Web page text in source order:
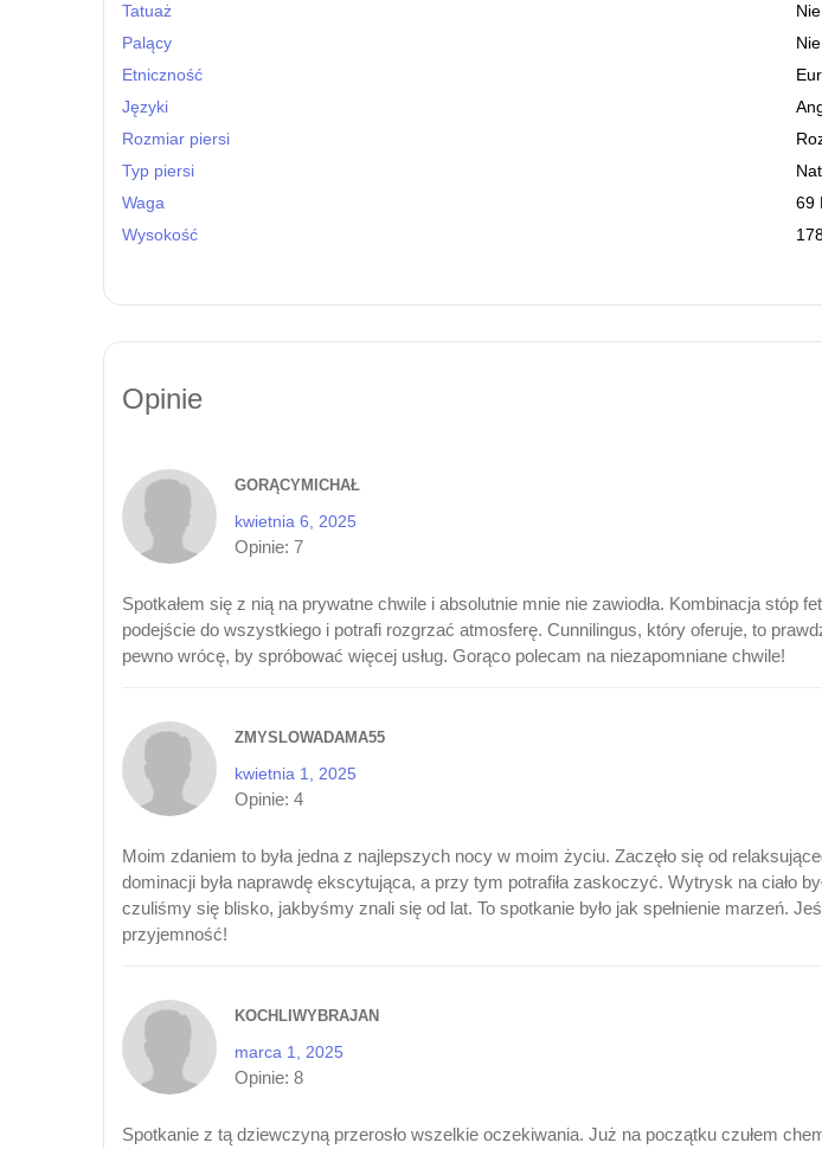
Tatuaż
Nie
Palący
Nie
Etniczność
Języki
Rozmiar piersi
Typ piersi
Waga
69
Wysokość
Opinie
GORĄCYMICHAŁ
kwietnia 6, 2025
Opinie: 7
Spotkałem się z nią na prywatne chwile i absolutnie mnie nie zawiodła. Kombinacja
podejście do wszystkiego i potrafi rozgrzać atmosferę. Cunnilingus, który oferuje, to
pewno wrócę, by spróbować więcej usług. Gorąco polecam na niezapomniane chwile!
ZMYSLOWADAMA55
kwietnia 1, 2025
Opinie: 4
Moim zdaniem to była jedna z najlepszych nocy w moim życiu. Zaczęło się od
dominacji była naprawdę ekscytująca, a przy tym potrafiła zaskoczyć. Wytrysk na ciało
czuliśmy się blisko, jakbyśmy znali się od lat. To spotkanie było jak spełnienie marzeń.
przyjemność!
KOCHLIWYBRAJAN
marca 1, 2025
Opinie: 8
Spotkanie z tą dziewczyną przerosło wszelkie oczekiwania. Już na początku czułem